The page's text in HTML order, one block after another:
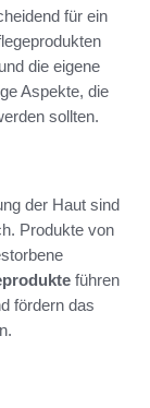
für ein
die eigene
Aspekte, die
sollten.
der Haut sind
Produkte von
führen
fördern das